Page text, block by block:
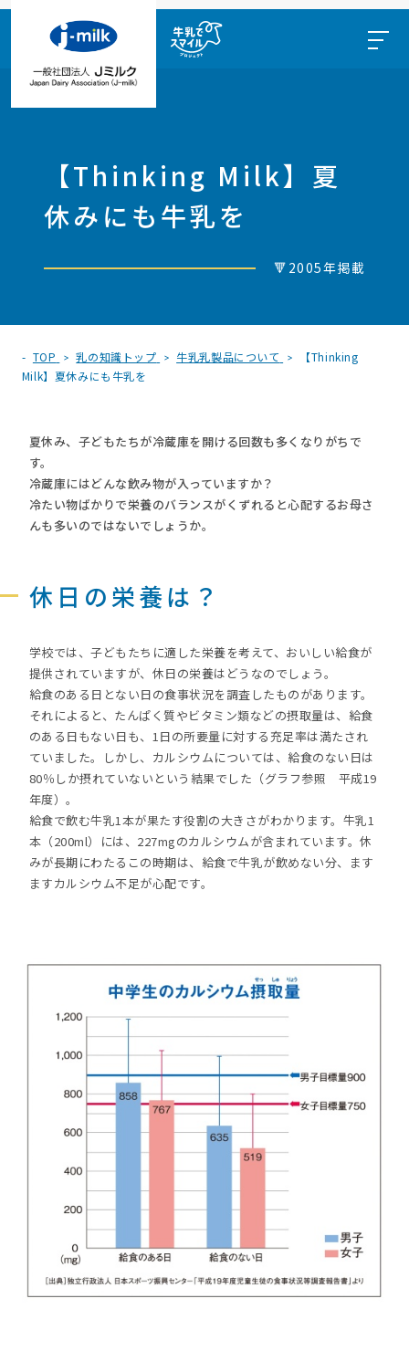
【Thinking Milk】夏
休みにも牛乳を
🔻2005年掲載
TOP 乳の知識トップ 牛乳乳製品について
【Thinking
Milk】夏休みにも牛乳を
夏休み、子どもたちが冷蔵庫を開ける回数も多くなりがちで
す。
冷蔵庫にはどんな飲み物が入っていますか？
冷たい物ばかりで栄養のバランスがくずれると心配するお母さ
んも多いのではないでしょうか。
休日の栄養は？
学校では、子どもたちに適した栄養を考えて、おいしい給食が
提供されていますが、休日の栄養はどうなのでしょう。
給食のある日とない日の食事状況を調査したものがあります。
それによると、たんぱく質やビタミン類などの摂取量は、給食
のある日もない日も、1日の所要量に対する充足率は満たされ
ていました。しかし、カルシウムについては、給食のない日は
80％しか摂れていないという結果でした（グラフ参照 平成19
年度）。
給食で飲む牛乳1本が果たす役割の大きさがわかります。牛乳1
本（200ml）には、227mgのカルシウムが含まれています。休
みが長期にわたるこの時期は、給食で牛乳が飲めない分、ます
ますカルシウム不足が心配です。